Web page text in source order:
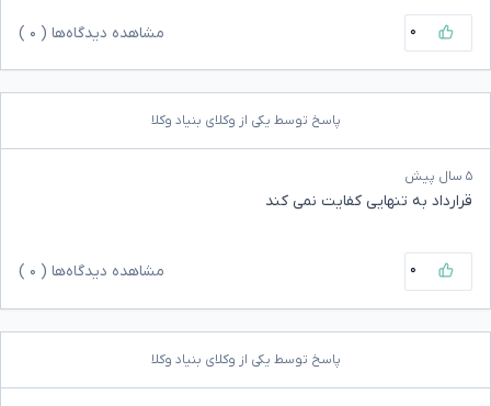
۰ مشاهده دیدگاه‌ها ( ۰
پاسخ توسط یکی از وکلای بنیاد وکلا
۵ سال پیش
قرارداد به تنهایی کفایت نمی کند
۰ مشاهده دیدگاه‌ها ( ۰
پاسخ توسط یکی از وکلای بنیاد وکلا